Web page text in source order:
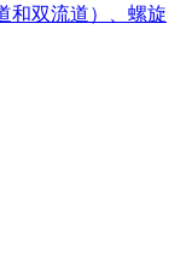
和双流道）、螺旋